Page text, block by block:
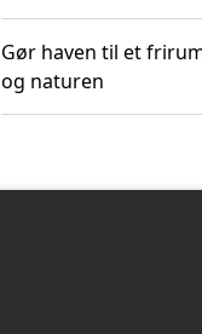
Gør haven til et
og naturen